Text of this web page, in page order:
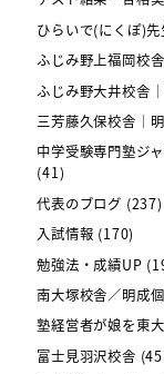
ひらいで(にくぽ)
ふじみ野上福岡校舎
ふじみ野大井校舎
三芳藤久保校舎｜
中学受験専門塾ジ
(41)
代表のブログ (237)
入試情報 (170)
勉強法・成績UP
南大塚校舎／明成
塾経営者が娘を東
富士見羽沢校舎